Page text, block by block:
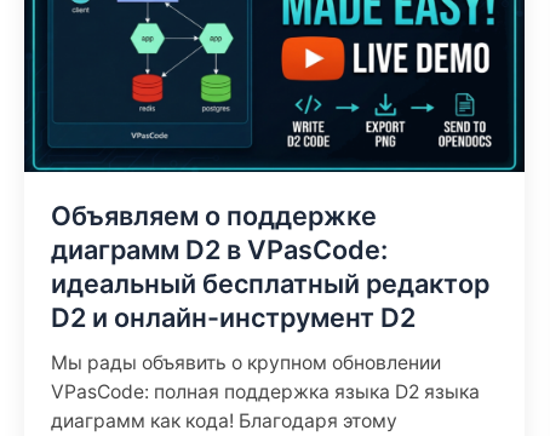
Объявляем о поддержке
диаграмм D2 в VPasCode:
идеальный бесплатный редактор
D2 и онлайн-инструмент D2
Мы рады объявить о крупном обновлении
VPasCode: полная поддержка языка D2 языка
диаграмм как кода! Благодаря этому